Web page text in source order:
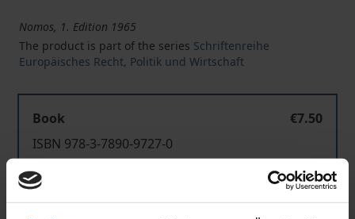
Nomos, 1. Edition 1965
The product is part of the series Schriftenreihe
Europäisches Recht, Politik und Wirtschaft
Book
€7.50
ISBN 978-3-7890-9727-0
Not available